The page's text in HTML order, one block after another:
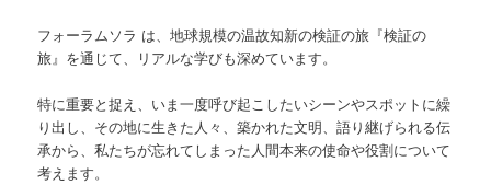
フォーラムソラ は、地球規模の温故知新の検証の旅『検証の
旅』を通じて、リアルな学びも深めています。
特に重要と捉え、いま一度呼び起こしたいシーンやスポッ トに繰
り出し、その地に生きた人々、築かれた文明、語り継げられる伝
承から、私たちが忘れてしまった人間本来の使命や役割について
考えます。